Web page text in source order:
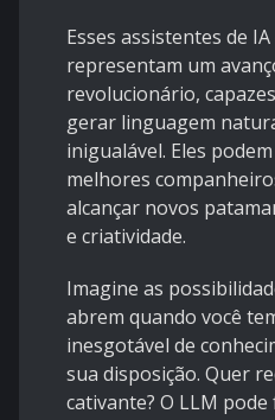
Esses assistentes de
representam um
revolucionário,
gerar linguagem
inigualável. Eles
melhores
alcançar novos
e criatividade.
Imagine as
abrem quando você
inesgotável de
sua disposição. Quer
cativante? O LLM